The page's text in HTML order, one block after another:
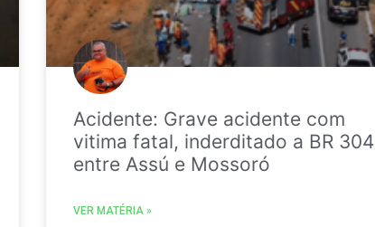
Acidente: Grave acidente com
vitima fatal, inderditado a BR 304
entre Assú e Mossoró
VER MATÉRIA »